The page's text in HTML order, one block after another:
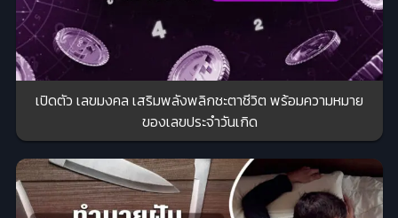
เปิดตัว เลขมงคล เสริมพลังพลิกชะตาชีวิต พร้อมความหมาย
ของเลขประจำวันเกิด